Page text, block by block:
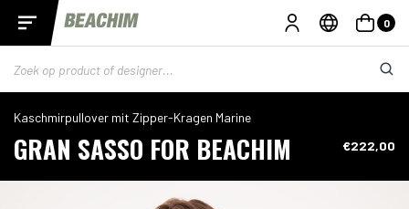
0
Kaschmirpullover mit Zipper-Kragen Marine
GRAN SASSO FOR BEACHIM €222,00